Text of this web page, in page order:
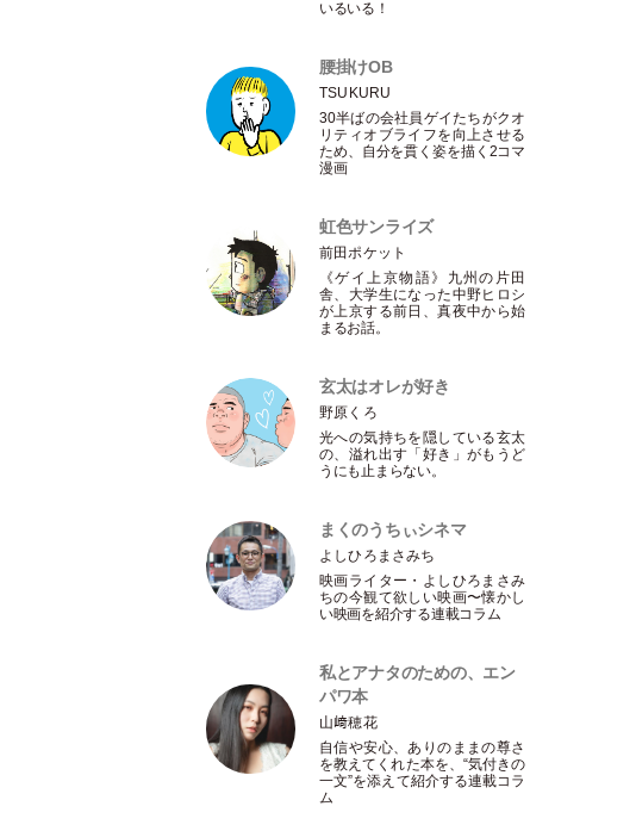
いるいる！
腰掛けOB
TSUKURU
30半ばの会社員ゲイたちがクオ
リティオブライフを向上させる
ため、自分を貫く姿を描く2コマ
漫画
虹色サンライズ
前田ポケット
《ゲイ上京物語》九州の片田
舎、大学生になった中野ヒロシ
が上京する前日、真夜中から始
まるお話。
玄太はオレが好き
野原くろ
光への気持ちを隠している玄太
の、溢れ出す 「好き 」がもうど
うにも止まらない。
まくのうちぃシネマ
よしひろまさみち
映画ライター ・ よしひろまさみ
ちの今観て欲しい映画〜懐かし
い映画を紹介する連載コラム
私とアナタのための、エン
パワ本
山﨑穂花
自信や安心、ありのままの尊さ
を教えてくれた本を、“気付きの
一文”を添えて紹介する連載コラ
ム